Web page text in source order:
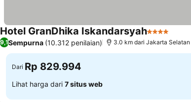
Hotel GranDhika Iskandarsyah4 Bintang
9,1Sempurna (10.312 penilaian) 3.0 km dari Jakarta Selatan
Dari Rp 829.994
Lihat harga dari 7 situs web